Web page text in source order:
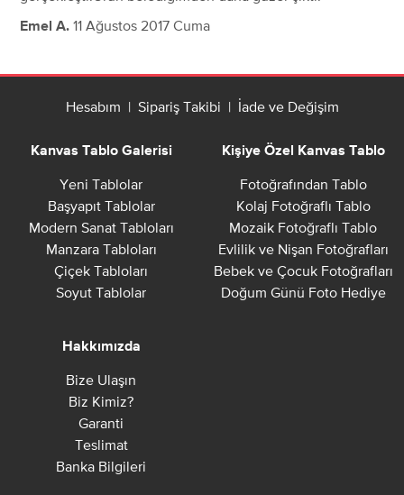
Emel A. 11 Ağustos 2017 Cuma
Hesabım | Sipariş Takibi | İade ve Değişim
Kanvas Tablo Galerisi
Yeni Tablolar
Başyapıt Tablolar
Modern Sanat Tabloları
Manzara Tabloları
Çiçek Tabloları
Soyut Tablolar
Kişiye Özel Kanvas Tablo
Fotoğrafından Tablo
Kolaj Fotoğraflı Tablo
Mozaik Fotoğraflı Tablo
Evlilik ve Nişan Fotoğrafları
Bebek ve Çocuk Fotoğrafları
Doğum Günü Foto Hediye
Hakkımızda
Bize Ulaşın
Biz Kimiz?
Garanti
Teslimat
Banka Bilgileri